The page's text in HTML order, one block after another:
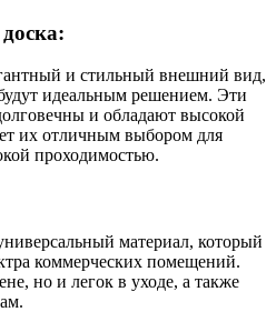
и стильный внешний вид,
идеальным решением. Эти
и обладают высокой
их отличным выбором для
проходимостью.
материал, который
коммерческих помещений.
но и легок в уходе, а также